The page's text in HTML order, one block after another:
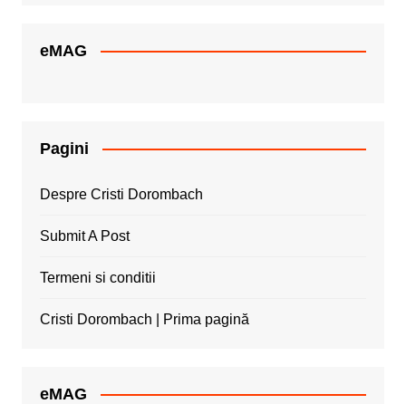
eMAG
Pagini
Despre Cristi Dorombach
Submit A Post
Termeni si conditii
Cristi Dorombach | Prima pagină
eMAG